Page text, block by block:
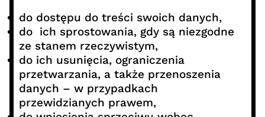
do dostępu do treści swoich danych,
do ich sprostowania, gdy są niezgodne
ze stanem rzeczywistym,
do ich usunięcia, ograniczenia
przetwarzania, a także przenoszenia
danych – w przypadkach
przewidzianych prawem,